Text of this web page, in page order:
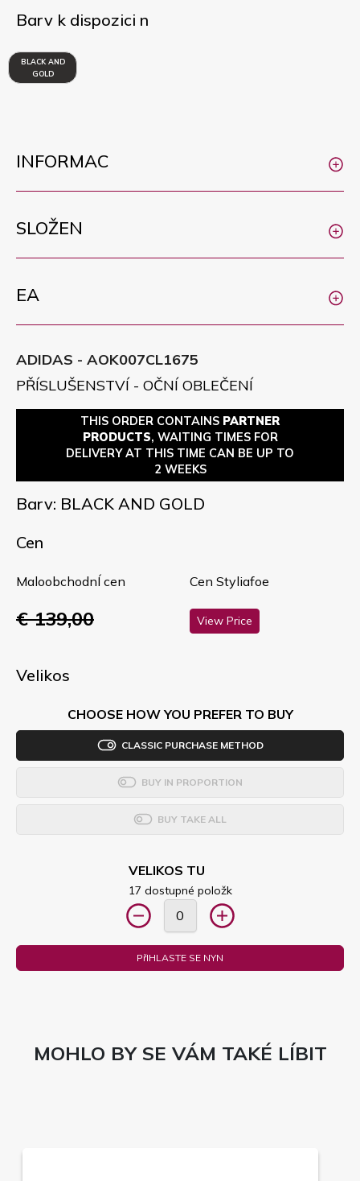
Barv k dispozici n
BLACK AND
GOLD
INFORMAC
SLOŽEN
EA
ADIDAS - AOK007CL1675
PŘÍSLUŠENSTVÍ - OČNÍ OBLEČENÍ
THIS ORDER CONTAINS PARTNER
PRODUCTS, WAITING TIMES FOR
DELIVERY AT THIS TIME CAN BE UP TO
2 WEEKS
Barv: BLACK AND GOLD
Cen
MaloobchodnÍ cen
€ 139,00
Cen Styliafoe
View Price
Velikos
CHOOSE HOW YOU PREFER TO BUY
CLASSIC PURCHASE METHOD
BUY IN PROPORTION
BUY TAKE ALL
VELIKOS TU
17 dostupné položk
PřIHLASTE SE NYN
MOHLO BY SE VÁM TAKÉ LÍBIT